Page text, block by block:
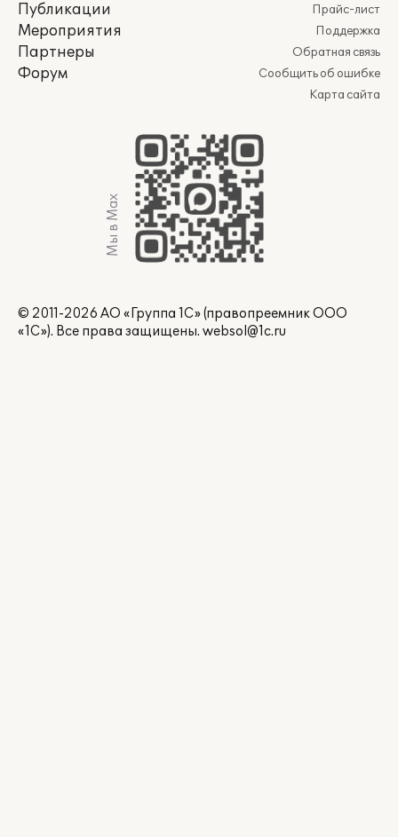
Публикации
Мероприятия
Партнеры
Форум
Прайс-лист
Поддержка
Обратная связь
Сообщить об ошибке
Карта сайта
Мы в Max
© 2011-2026 АО «Группа 1С» (правопреемник ООО
«1С»). Все права защищены. websol@1c.ru